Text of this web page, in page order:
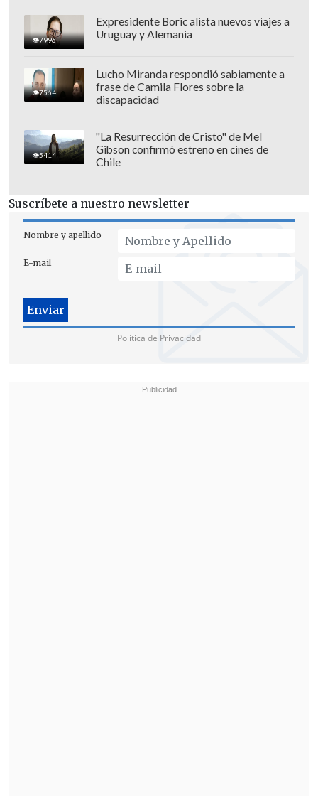
7996
Expresidente Boric alista nuevos viajes a
Uruguay y Alemania
7564
Lucho Miranda respondió sabiamente a
frase de Camila Flores sobre la
discapacidad
5414
"La Resurrección de Cristo" de Mel
Gibson confirmó estreno en cines de
Chile
Suscríbete a nuestro newsletter
Nombre y apellido
E-mail
Política de Privacidad